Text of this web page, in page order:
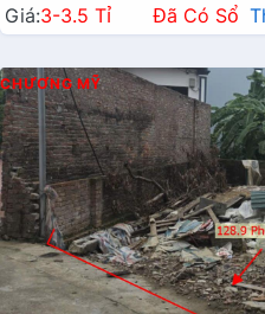
Giá:3-3.5 Tỉ Đã Có Sổ
CHƯƠNG MỸ